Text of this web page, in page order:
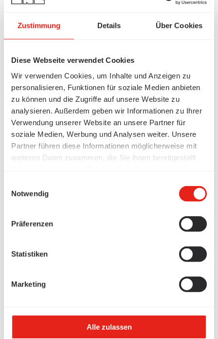
Zustimmung Details Über Cookies
Diese Webseite verwendet Cookies
Wir verwenden Cookies, um Inhalte und Anzeigen zu
personalisieren, Funktionen für soziale Medien anbieten
zu können und die Zugriffe auf unsere Website zu
analysieren. Außerdem geben wir Informationen zu Ihrer
Verwendung unserer Website an unsere Partner für
soziale Medien, Werbung und Analysen weiter. Unsere
Partner führen diese Informationen möglicherweise mit
weiteren Daten zusammen, die Sie ihnen bereitgestellt
Notwendig
Präferenzen
Statistiken
Marketing
Alle zulassen